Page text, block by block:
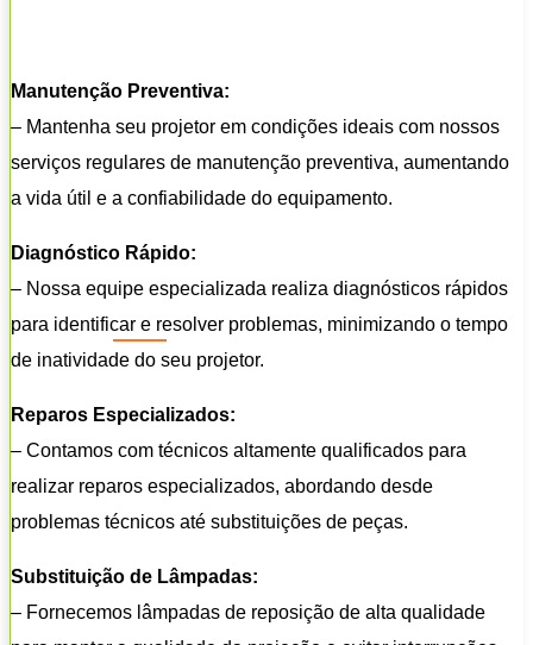
Manutenção Preventiva:
– Mantenha seu projetor em condições ideais com nossos
serviços regulares de manutenção preventiva, aumentando
a vida útil e a confiabilidade do equipamento.
Diagnóstico Rápido:
– Nossa equipe especializada realiza diagnósticos rápidos
para identificar e resolver problemas, minimizando o tempo
de inatividade do seu projetor.
Reparos Especializados:
– Contamos com técnicos altamente qualificados para
realizar reparos especializados, abordando desde
problemas técnicos até substituições de peças.
Substituição de Lâmpadas:
– Fornecemos lâmpadas de reposição de alta qualidade